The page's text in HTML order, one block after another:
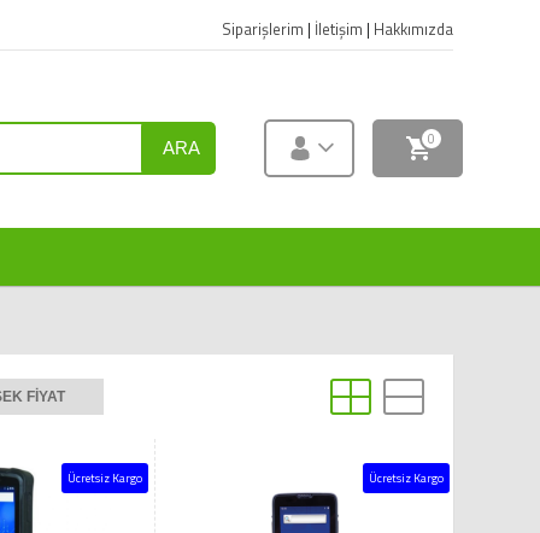
Siparişlerim | İletişim | Hakkımızda
ARA 0
FIYAT
Ücretsiz Kargo Ücretsiz Kargo